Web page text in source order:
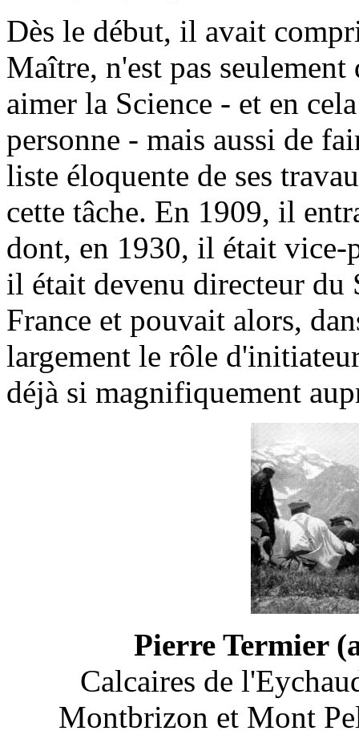
Dès le début, il avait
Maître, n'est pas
aimer la Science - et en
personne - mais aussi de
liste éloquente de ses
cette tâche. En 1909, il
dont, en 1930, il était vice-
il était devenu directeur du
France et pouvait alors,
largement le rôle
déjà si magnifiquement
Pierre Termier
Calcaires de
Montbrizon et Mont